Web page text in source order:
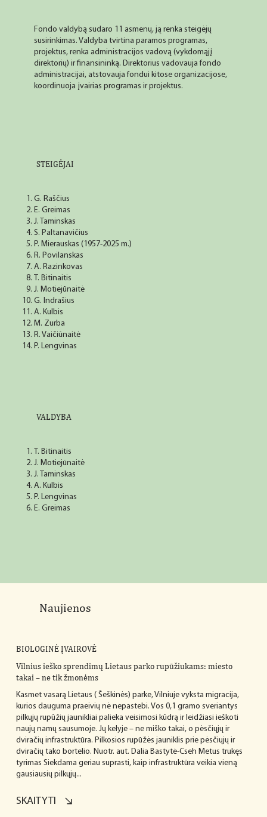
Naujienos
BIOLOGINĖ ĮVAIROVĖ
Vilnius ieško sprendimų Lietaus parko rupūžiukams: miesto
takai – ne tik žmonėms
Kasmet vasarą Lietaus ( Šeškinės) parke, Vilniuje vyksta migracija,
kurios dauguma praeivių nė nepastebi. Vos 0,1 gramo sveriantys
pilkųjų rupūžių jaunikliai palieka veisimosi kūdrą ir leidžiasi ieškoti
naujų namų sausumoje. Jų kelyje – ne miško takai, o pėsčiųjų ir
dviračių infrastruktūra. Pilkosios rupūžės jauniklis prie pėsčiųjų ir
dviračių tako bortelio. Nuotr. aut. Dalia Bastytė-Cseh Metus trukęs
tyrimas Siekdama geriau suprasti, kaip infrastruktūra veikia vieną
gausiausių pilkųjų...
SKAITYTI
Fondo valdybą sudaro 11 asmenų, ją renka steigėjų
susirinkimas. Valdyba tvirtina paramos programas,
projektus, renka administracijos vadovą (vykdomąjį
direktorių) ir finansininką. Direktorius vadovauja fondo
administracijai, atstovauja fondui kitose organizacijose,
koordinuoja įvairias programas ir projektus.
STEIGĖJAI
G. Raščius
E. Greimas
J. Taminskas
S. Paltanavičius
P. Mierauskas (1957-2025 m.)
R. Povilanskas
A. Razinkovas
T. Bitinaitis
J. Motiejūnaitė
G. Indrašius
A. Kulbis
M. Zurba
R. Vaičiūnaitė
P. Lengvinas
VALDYBA
​T. Bitinaitis
J. Motiejūnaitė
J. Taminskas
A. Kulbis
P. Lengvinas
E. Greimas